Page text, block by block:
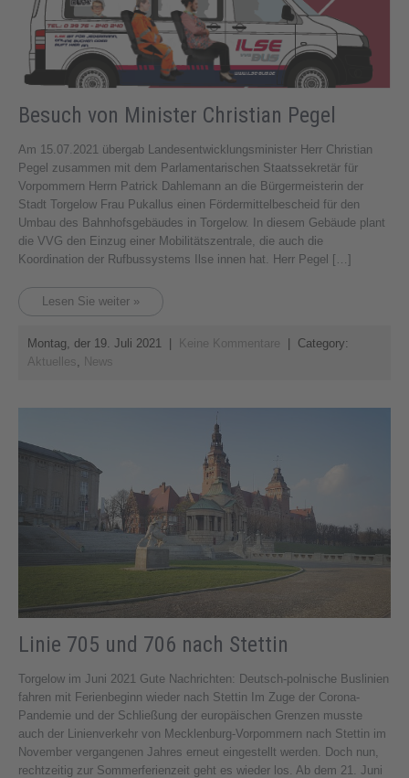
Besuch von Minister Christian Pegel
Am 15.07.2021 übergab Landesentwicklungsminister Herr Christian
Pegel zusammen mit dem Parlamentarischen Staatssekretär für
Vorpommern Herrn Patrick Dahlemann an die Bürgermeisterin der
Stadt Torgelow Frau Pukallus einen Fördermittelbescheid für den
Umbau des Bahnhofsgebäudes in Torgelow. In diesem Gebäude plant
die VVG den Einzug einer Mobilitätszentrale, die auch die
Koordination der Rufbussystems Ilse innen hat. Herr Pegel […]
Lesen Sie weiter »
Montag, der 19. Juli 2021 Keine Kommentare
| Category:
Aktuelles, News
Linie 705 und 706 nach Stettin
Torgelow im Juni 2021 Gute Nachrichten: Deutsch-polnische Buslinien
fahren mit Ferienbeginn wieder nach Stettin Im Zuge der Corona-
Pandemie und der Schließung der europäischen Grenzen musste
auch der Linienverkehr von Mecklenburg-Vorpommern nach Stettin im
November vergangenen Jahres erneut eingestellt werden. Doch nun,
rechtzeitig zur Sommerferienzeit geht es wieder los. Ab dem 21. Juni